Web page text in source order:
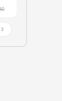
班